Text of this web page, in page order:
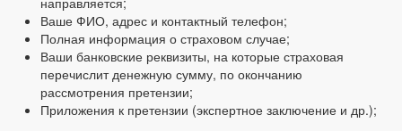
Ваше ФИО, адрес и контактный телефон;
Полная информация о страховом случае;
Ваши банковские реквизиты, на которые страховая
перечислит денежную сумму, по окончанию
рассмотрения претензии;
Приложения к претензии (экспертное заключение и др.);